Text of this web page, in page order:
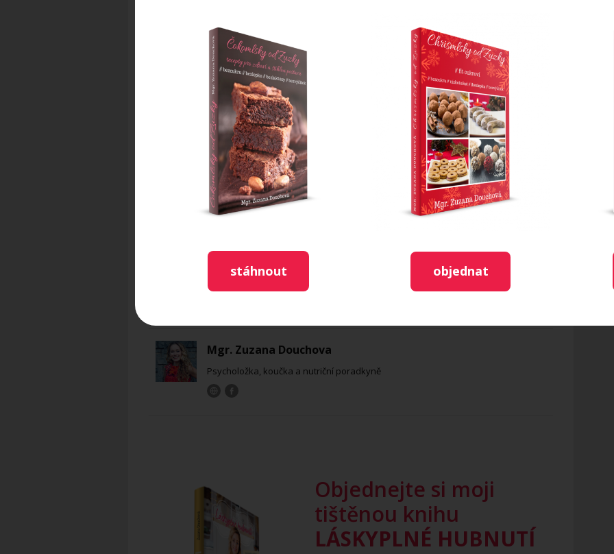
vydlabeme dužinu. Dužinu dáme spolu se všemi ingrediencemi do mixéru
(kromě čerstvých bylinek, ty jsou na ozdobu) a rozmixujeme na hladkou
kaši. Lilkovou pomazánku dáme před podáváním alespoň na hodinu
odležet. Na závěr ozdobíme čerstvými bylinkami nebo kořením a pokapeme
olivovým olejem.
Foto: Tomáš Martínez
Recept byl publikován na stránkách
Mgr. Zuzana Douchova
Psycholožka, koučka a nutriční poradkyně
Objednejte si moji
tištěnou knihu
LÁSKYPLNÉ HUBNUTÍ
stáhnout objednat